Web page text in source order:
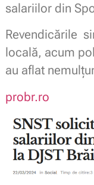
salariilor din
Revendicările
locală, acum
au aflat
probr.ro